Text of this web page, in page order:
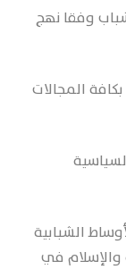
وفقا نهج
المجالات
الشبابية
في